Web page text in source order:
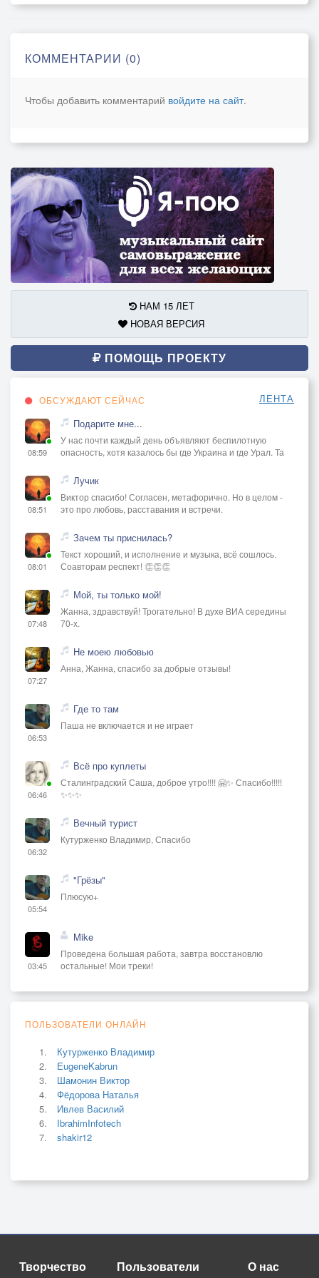
Как знак любви, как будущего код...
Приятно просыпаться в декабре
КОММЕНТАРИИ (0)
Чтобы добавить комментарий войдите на сайт.
НАМ 15 ЛЕТ
НОВАЯ ВЕРСИЯ
ПОМОЩЬ ПРОЕКТУ
ОБСУЖДАЮТ СЕЙЧАС ЛЕНТА
08:59
Подарите мне...
У нас почти каждый день объявляют беспилотную
опасность, хотя казалось бы где Украина и где Урал. Та
08:51
Лучик
Виктор спасибо! Согласен, метафорично. Но в целом -
это про любовь, расставания и встречи.
08:01
Зачем ты приснилась?
Текст хороший, и исполнение и музыка, всё сошлось.
Соавторам респект! 👏👏👏
07:48
Мой, ты только мой!
Жанна, здравствуй! Трогательно! В духе ВИА середины
70-х.
07:27
Не моею любовью
Анна, Жанна, спасибо за добрые отзывы!
06:53
Где то там
Паша не включается и не играет
06:46
Всё про куплеты
Сталинградский Саша, доброе утро!!!! 🤗✨ Спасибо!!!!!
✨✨✨
06:32
Вечный турист
Кутурженко Владимир, Спасибо
05:54
"Грёзы"
Плюсую+
03:45
Mike
Проведена большая работа, завтра восстановлю
остальные! Мои треки!
ПОЛЬЗОВАТЕЛИ ОНЛАЙН
Кутурженко Владимир
EugeneKabrun
Шамонин Виктор
Фёдорова Наталья
Ивлев Василий
IbrahimInfotech
shakir12
Творчество Пользователи О нас